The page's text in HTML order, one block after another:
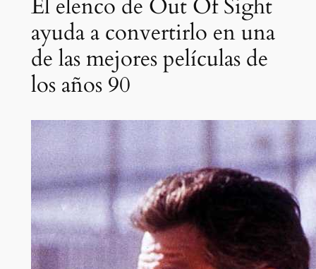
El elenco de Out Of Sight
ayuda a convertirlo en una
de las mejores películas de
los años 90